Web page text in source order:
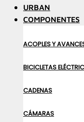
URBAN
COMPONENTES
ACOPLES Y
BICICLETAS
CADENAS
CÁMARAS